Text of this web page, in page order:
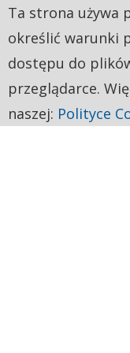
Ta strona używa
określić warunki
dostępu do
przeglądarce.
naszej: Polityce